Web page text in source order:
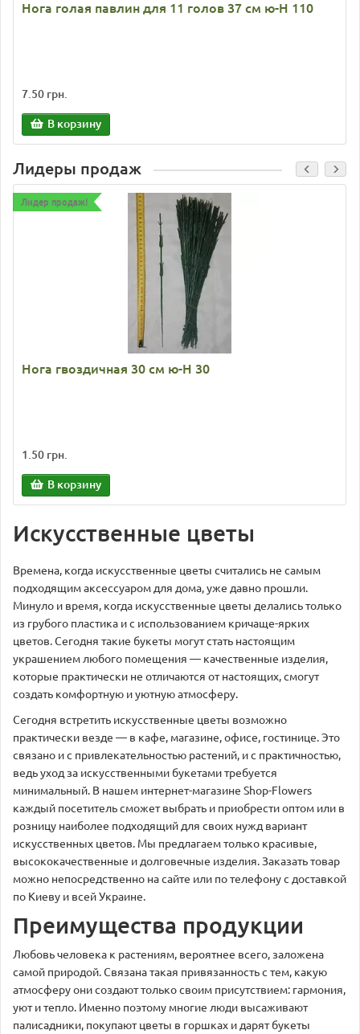
Нога голая павлин для 11 голов 37 см ю-Н 110
7.50 грн.
В корзину
Лидеры продаж
Лидер продаж!
Нога гвоздичная 30 см ю-Н 30
1.50 грн.
В корзину
Искусственные цветы
Времена, когда искусственные цветы считались не самым
подходящим аксессуаром для дома, уже давно прошли.
Минуло и время, когда искусственные цветы делались только
из грубого пластика и с использованием кричаще-ярких
цветов. Сегодня такие букеты могут стать настоящим
украшением любого помещения — качественные изделия,
которые практически не отличаются от настоящих, смогут
создать комфортную и уютную атмосферу.
Сегодня встретить искусственные цветы возможно
практически везде — в кафе, магазине, офисе, гостинице. Это
связано и с привлекательностью растений, и с практичностью,
ведь уход за искусственными букетами требуется
минимальный. В нашем интернет-магазине Shop-Flowers
каждый посетитель сможет выбрать и приобрести оптом или в
розницу наиболее подходящий для своих нужд вариант
искусственных цветов. Мы предлагаем только красивые,
высококачественные и долговечные изделия. Заказать товар
можно непосредственно на сайте или по телефону с доставкой
по Киеву и всей Украине.
Преимущества продукции
Любовь человека к растениям, вероятнее всего, заложена
самой природой. Связана такая привязанность с тем, какую
атмосферу они создают только своим присутствием: гармония,
уют и тепло. Именно поэтому многие люди высаживают
палисадники, покупают цветы в горшках и дарят букеты